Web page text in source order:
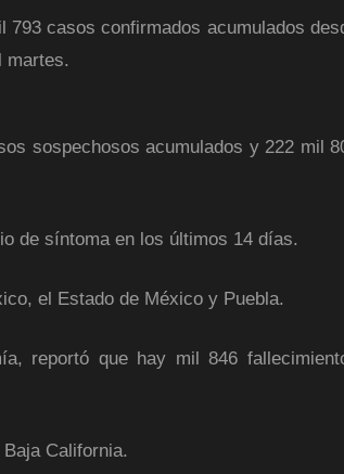
casos confirmados acumulados
martes.
sospechosos acumulados y 222 mil
de síntoma en los últimos 14 días.
el Estado de México y Puebla.
reportó que hay mil 846
California.